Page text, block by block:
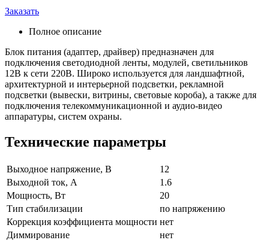
Заказать
Полное описание
Блок питания (адаптер, драйвер) предназначен для
подключения светодиодной ленты, модулей, светильников
12В к сети 220В. Широко используется для ландшафтной,
архитектурной и интерьерной подсветки, рекламной
подсветки (вывески, витрины, световые короба), а также для
подключения телекоммуникационной и аудио-видео
аппаратуры, систем охраны.
Технические параметры
Выходное напряжение, В
12
Выходной ток, А
1.6
Мощность, Вт
20
Тип стабилизации
по напряжению
Коррекция коэффициента мощности нет
Диммирование
нет